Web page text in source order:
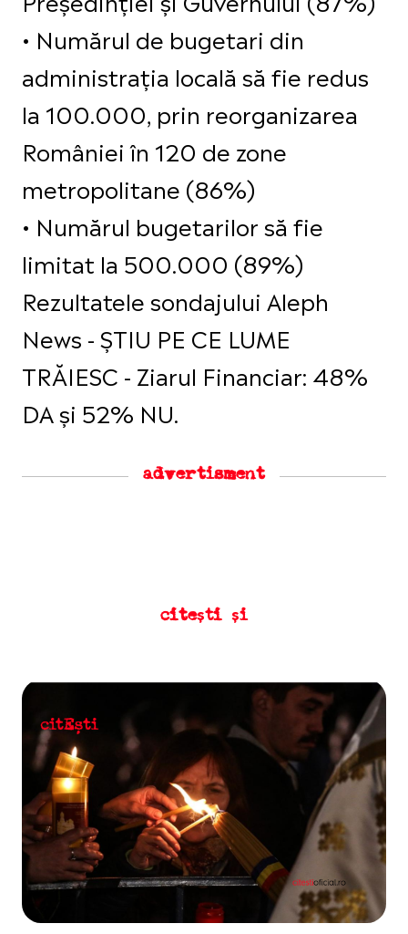
•⁠ ⁠Numărul de bugetari din
administrația locală să fie redus
la 100.000, prin reorganizarea
României în 120 de zone
metropolitane (86%)
•⁠ ⁠Numărul bugetarilor să fie
limitat la 500.000 (89%)
Rezultatele sondajului Aleph
News - ȘTIU PE CE LUME
TRĂIESC - Ziarul Financiar: 48%
DA și 52% NU.
advertisment
citești și